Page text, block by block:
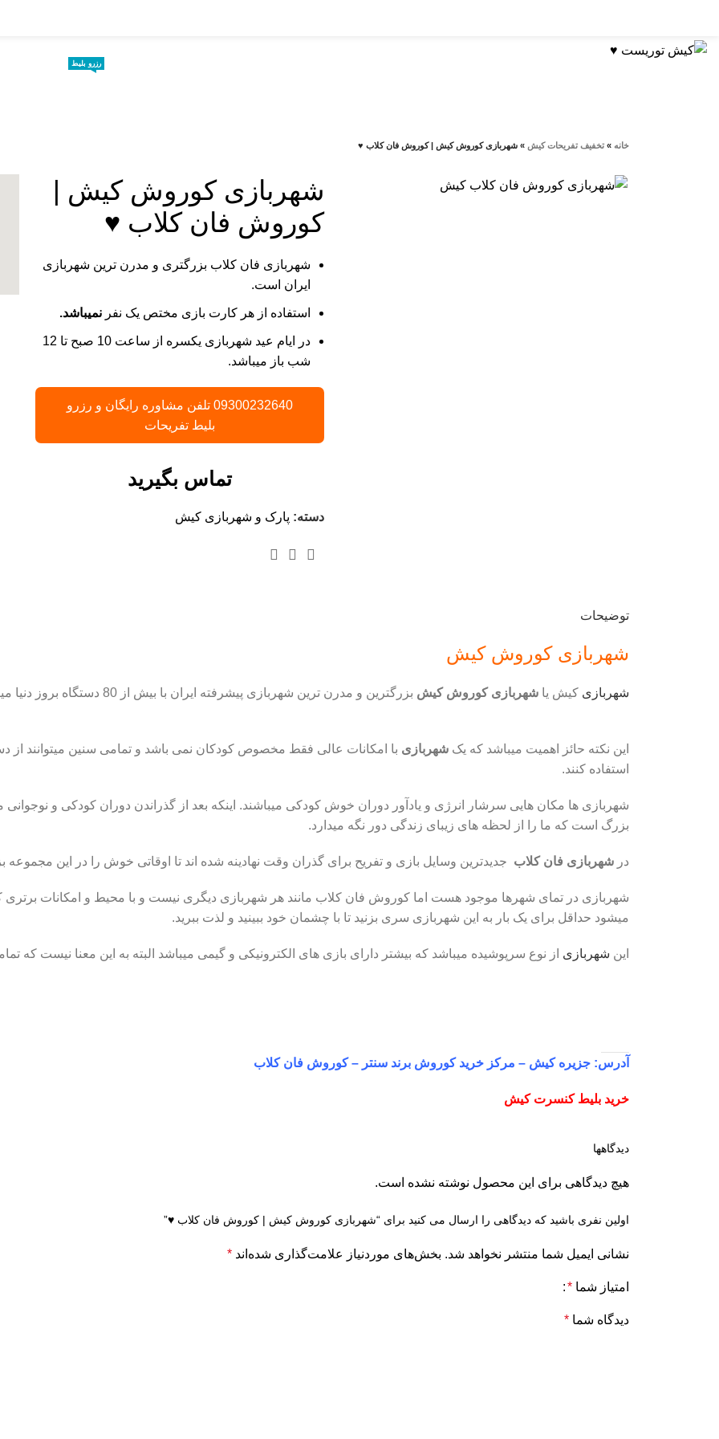
رزرو بلیط
خانه » تخفيف تفريحات کيش » شهربازی کوروش کیش | کوروش فان کلاب ♥
شهربازی کوروش کیش |
کوروش فان کلاب ♥
شهربازی فان کلاب بزرگتری و مدرن ترین شهربازی
ایران است.
استفاده از هر کارت بازی مختص یک نفر نمیباشد.
در ایام عید شهربازی یکسره از ساعت 10 صبح تا 12
شب باز میباشد.
09300232640 تلفن مشاوره رایگان و رزرو
بلیط تفریحات
تماس بگیرید
دسته: پارک و شهربازی کیش
توضیحات
شهربازی کوروش کیش
شهربازی کیش یا شهربازی کوروش کیش بزرگترین و مدرن ترین شهربازی پیشرفته ایران با بیش از 80 دستگاه بروز دنیا میباشد.
این نکته حائز اهمیت میباشد که یک شهربازی با امکانات عالی فقط مخصوص کودکان نمی باشد و تمامی سنین میتوانند از
استفاده کنند.
شهربازی ها مکان هایی سرشار انرژی و یادآور دوران خوش کودکی میباشند. اینکه بعد از گذراندن دوران کودکی و
بزرگ است که ما را از لحظه های زیبای زندگی دور نگه میدارد.
در شهربازی فان کلاب جدیدترین وسایل بازی و تفریح برای گذران وقت نهادینه شده اند تا اوقاتی خوش را در این
شهربازی در تمای شهرها موجود هست اما کوروش فان کلاب مانند هر شهربازی دیگری نیست و با محیط و امکانات
میشود حداقل برای یک بار به این شهربازی سری بزنید تا با چشمان خود ببینید و لذت ببرید.
این شهربازی از نوع سرپوشیده میباشد که بیشتر دارای بازی های الکترونیکی و گیمی میباشد البته به این معنا نیست که
آدرس: جزیره کیش – مرکز خرید کوروش برند سنتر – کوروش فان کلاب
خرید بلیط کنسرت کیش
دیدگاهها
هیچ دیدگاهی برای این محصول نوشته نشده است.
اولین نفری باشید که دیدگاهی را ارسال می کنید برای “شهربازی کوروش کیش | کوروش فان کلاب ♥”
نشانی ایمیل شما منتشر نخواهد شد. بخش‌های موردنیاز علامت‌گذاری شده‌اند *
امتیاز شما *
دیدگاه شما *